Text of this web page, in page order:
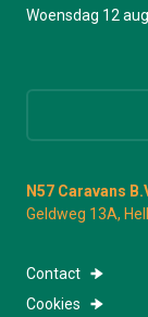
Woensdag 12
N57 Caravans
Geldweg 13A,
Contact
Cookies